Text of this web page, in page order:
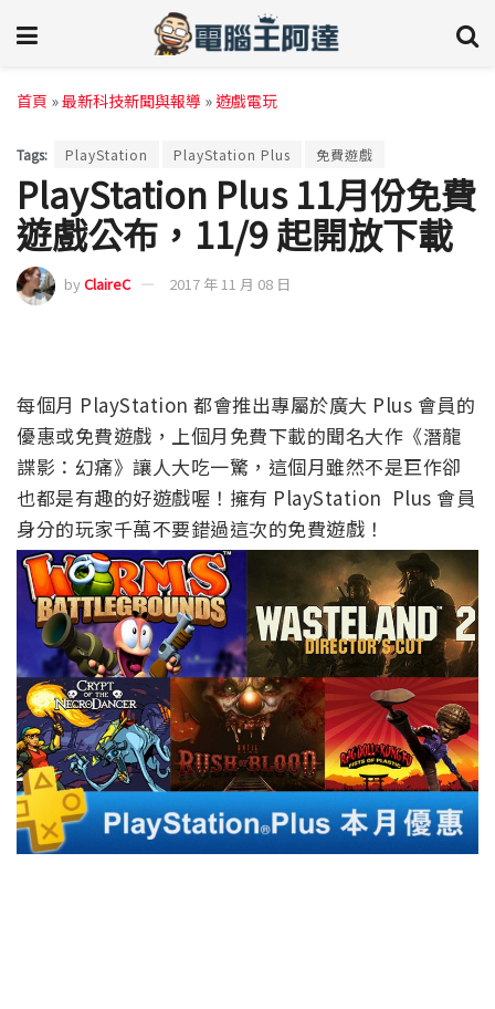
首頁 »最新科技新聞與報導 »遊戲電玩
Tags: PlayStation PlayStation Plus 免費遊戲
PlayStation Plus 11月份免費
遊戲公布，11/9 起開放下載
byClaireC 2017 年 11 月 08 日
每個月 PlayStation 都會推出專屬於廣大 Plus 會員的
優惠或免費遊戲，上個月免費下載的聞名大作《潛龍
諜影：幻痛》讓人大吃一驚，這個月雖然不是巨作卻
也都是有趣的好遊戲喔！擁有 PlayStation Plus 會員
身分的玩家千萬不要錯過這次的免費遊戲！